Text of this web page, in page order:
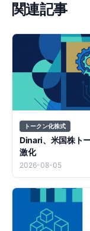
関連記事
トークン化株式
Dinari、米国株ト
激化
2026-08-05